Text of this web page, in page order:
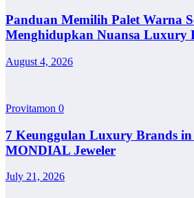
Panduan Memilih Palet Warna
Menghidupkan Nuansa Luxury
August 4, 2026
Provitamon 0
7 Keunggulan Luxury Brands in
MONDIAL Jeweler
July 21, 2026